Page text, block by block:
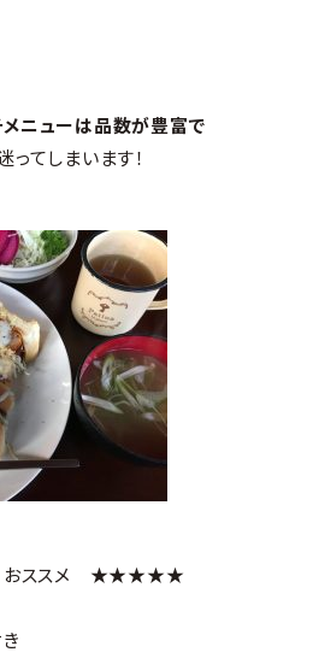
ニューは品数が豊富で
ってしまいます！
おススメ ★★★★★